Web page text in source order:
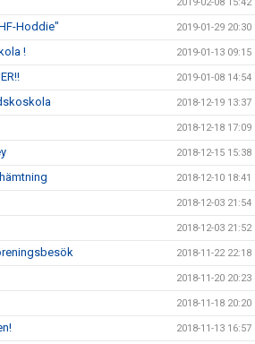
Hoddie" 2019-01-29 20:30
! 2019-01-13 09:15
2019-01-08 14:54
2018-12-19 13:37
2018-12-18 17:09
2018-12-15 15:38
2018-12-10 18:41
2018-12-03 21:54
2018-12-03 21:52
2018-11-22 22:18
2018-11-20 20:23
2018-11-18 20:20
2018-11-13 16:57